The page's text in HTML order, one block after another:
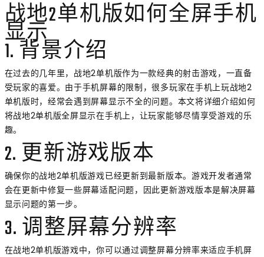
战地2单机版如何全屏手机
显示
1. 背景介绍
在过去的几年里，战地2单机版作为一款经典的射击游戏，一直备
受玩家的喜爱。由于手机屏幕的限制，很多玩家在手机上玩战地2
单机版时，经常会遇到屏幕显示不全的问题。本文将详细介绍如何
将战地2单机版全屏显示在手机上，让玩家能够尽情享受游戏的乐
趣。
2. 更新游戏版本
确保你的战地2单机版游戏已经更新到最新版本。游戏开发者通常
会在更新中修复一些屏幕适配问题，因此更新游戏版本是解决屏幕
显示问题的第一步。
3. 调整屏幕分辨率
在战地2单机版游戏中，你可以通过调整屏幕分辨率来适应手机屏